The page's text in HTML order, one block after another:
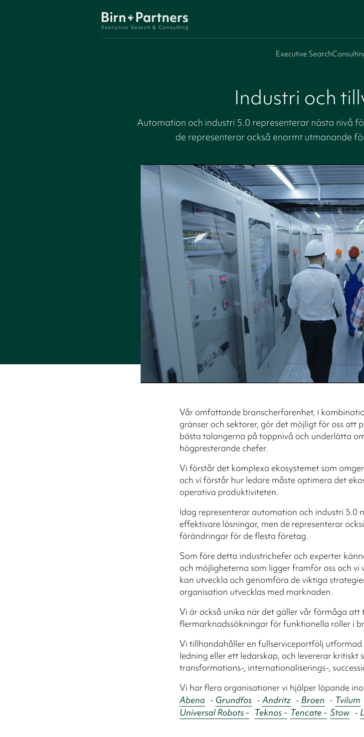
Executive Search
Industri och
Automation och industri 5.0 representerar nästa nivå
de representerar också enormt utmanande
Vår omfattande branscherfarenhet, i
gränser och sektorer, gör det möjligt för oss att
bästa talangerna på toppnivå och underlätta
högpresterande chefer.
Vi förstår det komplexa ekosystemet som
och vi förstår hur ledare måste optimera det
operativa produktiviteten.
Idag representerar automation och industri 5.0
effektivare lösningar, men de representerar
förändringar för de flesta företag.
Som före detta industrichefer och experter
och möjligheterna som ligger framför oss och vi
kan utveckla och genomföra de viktiga
organisation utvecklas med marknaden.
Vi är också unika när det gäller vår förmåga
flermarknadssökningar för funktionella roller i
Vi tillhandahåller en fullserviceportfölj
ledning eller ett ledarskap, och levererar kritiskt
transformations-, internationaliserings-,
Vi har flera organisationer vi hjälper löpande
Abena - Grundfos -Andritz - Broen - Tvilum
Universal Robots - Teknos - Tencate - Stow -